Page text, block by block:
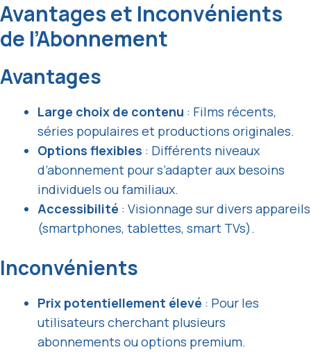
Avantages et Inconvénients
de l’Abonnement
Avantages
Large choix de contenu : Films récents,
séries populaires et productions originales.
Options flexibles : Différents niveaux
d’abonnement pour s’adapter aux besoins
individuels ou familiaux.
Accessibilité : Visionnage sur divers appareils
(smartphones, tablettes, smart TVs).
Inconvénients
Prix potentiellement élevé : Pour les
utilisateurs cherchant plusieurs
abonnements ou options premium.